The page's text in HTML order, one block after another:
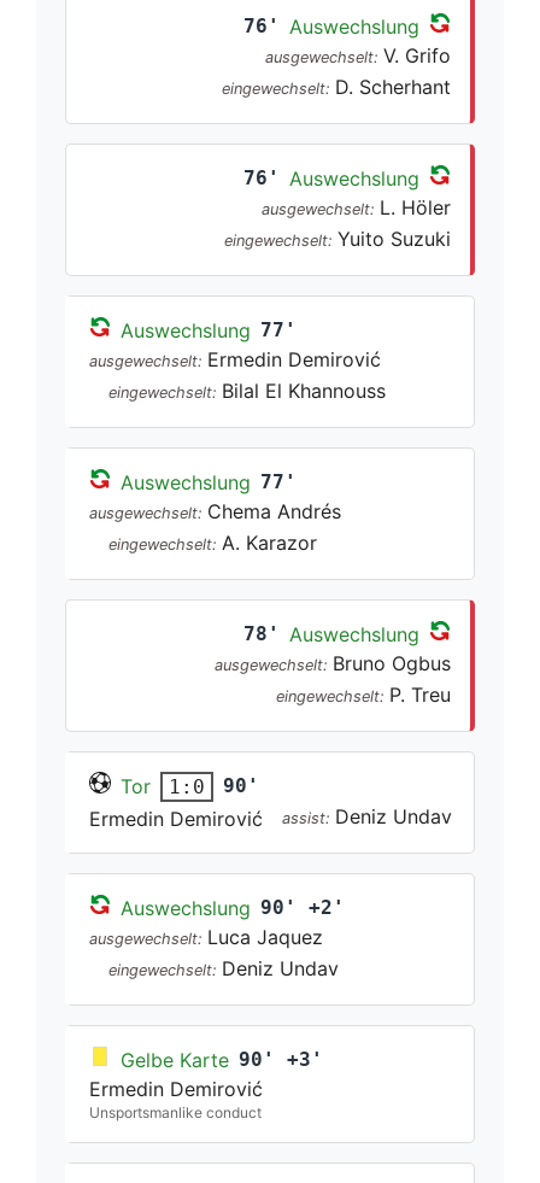
76' Auswechslung
ausgewechselt: V. Grifo
eingewechselt: D. Scherhant
76' Auswechslung
ausgewechselt: L. Höler
eingewechselt: Yuito Suzuki
Auswechslung 77'
ausgewechselt: Ermedin Demirović
eingewechselt: Bilal El Khannouss
Auswechslung 77'
ausgewechselt: Chema Andrés
eingewechselt: A. Karazor
78' Auswechslung
ausgewechselt: Bruno Ogbus
eingewechselt: P. Treu
Tor 1:0 90'
Ermedin Demirović assist: Deniz Undav
Auswechslung 90' +2'
ausgewechselt: Luca Jaquez
eingewechselt: Deniz Undav
Gelbe Karte 90' +3'
Ermedin Demirović
Unsportsmanlike conduct